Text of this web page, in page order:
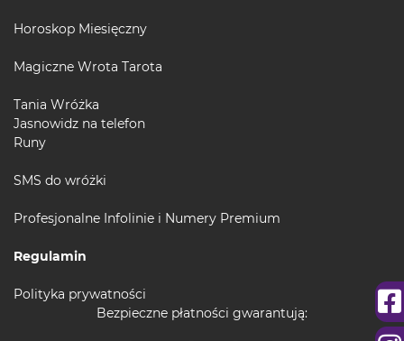
Horoskop Miesięczny
Magiczne Wrota Tarota
Tania Wróżka
Jasnowidz na telefon
Runy
SMS do wróżki
Profesjonalne Infolinie i Numery Premium
Regulamin
Polityka prywatności
Bezpieczne płatności gwarantują: